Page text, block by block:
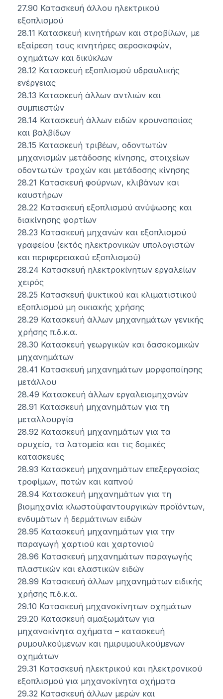
27.90 Κατασκευή άλλου ηλεκτρικού
εξοπλισμού
28.11 Κατασκευή κινητήρων και στροβίλων, με
εξαίρεση τους κινητήρες αεροσκαφών,
οχημάτων και δικύκλων
28.12 Κατασκευή εξοπλισμού υδραυλικής
ενέργειας
28.13 Κατασκευή άλλων αντλιών και
συμπιεστών
28.14 Κατασκευή άλλων ειδών κρουνοποιίας
και βαλβίδων
28.15 Κατασκευή τριβέων, οδοντωτών
μηχανισμών μετάδοσης κίνησης, στοιχείων
οδοντωτών τροχών και μετάδοσης κίνησης
28.21 Κατασκευή φούρνων, κλιβάνων και
καυστήρων
28.22 Κατασκευή εξοπλισμού ανύψωσης και
διακίνησης φορτίων
28.23 Κατασκευή μηχανών και εξοπλισμού
γραφείου (εκτός ηλεκτρονικών υπολογιστών
και περιφερειακού εξοπλισμού)
28.24 Κατασκευή ηλεκτροκίνητων εργαλείων
χειρός
28.25 Κατασκευή ψυκτικού και κλιματιστικού
εξοπλισμού μη οικιακής χρήσης
28.29 Κατασκευή άλλων μηχανημάτων γενικής
χρήσης π.δ.κ.α.
28.30 Κατασκευή γεωργικών και δασοκομικών
μηχανημάτων
28.41 Κατασκευή μηχανημάτων μορφοποίησης
μετάλλου
28.49 Κατασκευή άλλων εργαλειομηχανών
28.91 Κατασκευή μηχανημάτων για τη
μεταλλουργία
28.92 Κατασκευή μηχανημάτων για τα
ορυχεία, τα λατομεία και τις δομικές
κατασκευές
28.93 Κατασκευή μηχανημάτων επεξεργασίας
τροφίμων, ποτών και καπνού
28.94 Κατασκευή μηχανημάτων για τη
βιομηχανία κλωστοϋφαντουργικών προϊόντων,
ενδυμάτων ή δερμάτινων ειδών
28.95 Κατασκευή μηχανημάτων για την
παραγωγή χαρτιού και χαρτονιού
28.96 Κατασκευή μηχανημάτων παραγωγής
πλαστικών και ελαστικών ειδών
28.99 Κατασκευή άλλων μηχανημάτων ειδικής
χρήσης π.δ.κ.α.
29.10 Κατασκευή μηχανοκίνητων οχημάτων
29.20 Κατασκευή αμαξωμάτων για
μηχανοκίνητα οχήματα – κατασκευή
ρυμουλκούμενων και ημιρυμουλκούμενων
οχημάτων
29.31 Κατασκευή ηλεκτρικού και ηλεκτρονικού
εξοπλισμού για μηχανοκίνητα οχήματα
29.32 Κατασκευή άλλων μερών και